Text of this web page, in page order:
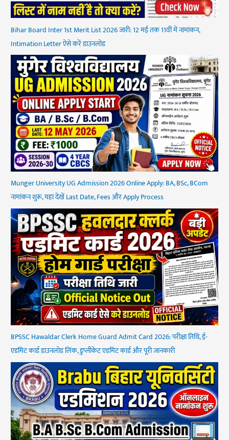
Bihar Board Inter 1st Merit List 2026 जारी: 12 मई तक 11वीं में नामांकन,
Intimation Letter ऐसे करें डाउनलोड
Munger University UG Admission 2026 Online Apply: BA, BSc, BCom
नामांकन शुरू, यहां देखें Last Date, Fees और Apply Process
BPSSC Hawaldar Clerk Home Guard Admit Card 2026: परीक्षा तिथि, ई-
एडमिट कार्ड डाउनलोड लिंक, डुप्लीकेट एडमिट कार्ड और पूरी जानकारी